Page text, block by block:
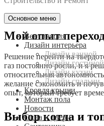
Основное меню
Вентиляция
Дизайн интерьера
Дизайн ванной
Дизайн гостиной
Дизайн кухни
Дизайн спальни
Кровля крыши
Монтаж пола
Новости
Окна и двери
Мой опыт
Решение перейти на
газ постоянно росли, и я
относительная
желание сэкономить и
опыт, который требует
Выбор котла и